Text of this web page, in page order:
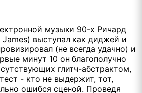
музыки 90-х Ричард
выступал как диджей и
(не всегда удачно) и
минут 10 он благополучно
глитч-абстрактом,
- кто не выдержит, тот,
ошибся сценой. Проведя